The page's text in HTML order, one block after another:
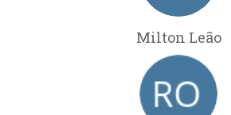
Milton Leão